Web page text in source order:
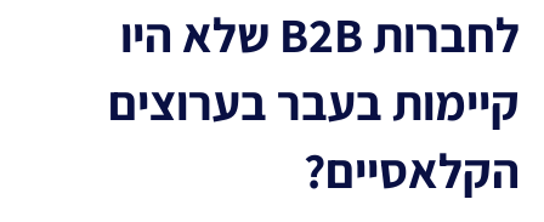
לחברות B2B שלא היו
קיימות בעבר בערוצים
הקלאסיים?